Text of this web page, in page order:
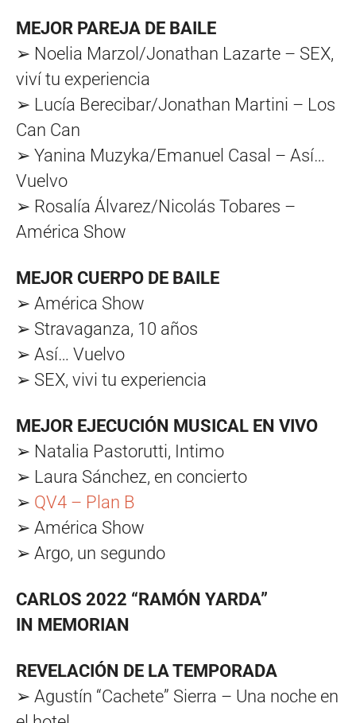
MEJOR PAREJA DE BAILE
➢ Noelia Marzol/Jonathan Lazarte – SEX,
viví tu experiencia
➢ Lucía Berecibar/Jonathan Martini – Los
Can Can
➢ Yanina Muzyka/Emanuel Casal – Así…
Vuelvo
➢ Rosalía Álvarez/Nicolás Tobares –
América Show
MEJOR CUERPO DE BAILE
➢ América Show
➢ Stravaganza, 10 años
➢ Así… Vuelvo
➢ SEX, vivi tu experiencia
MEJOR EJECUCIÓN MUSICAL EN VIVO
➢ Natalia Pastorutti, Intimo
➢ Laura Sánchez, en concierto
➢ QV4 – Plan B
➢ América Show
➢ Argo, un segundo
CARLOS 2022 “RAMÓN YARDA”
IN MEMORIAN
REVELACIÓN DE LA TEMPORADA
➢ Agustín “Cachete” Sierra – Una noche en